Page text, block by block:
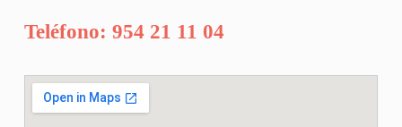
Teléfono: 954 21 11 04